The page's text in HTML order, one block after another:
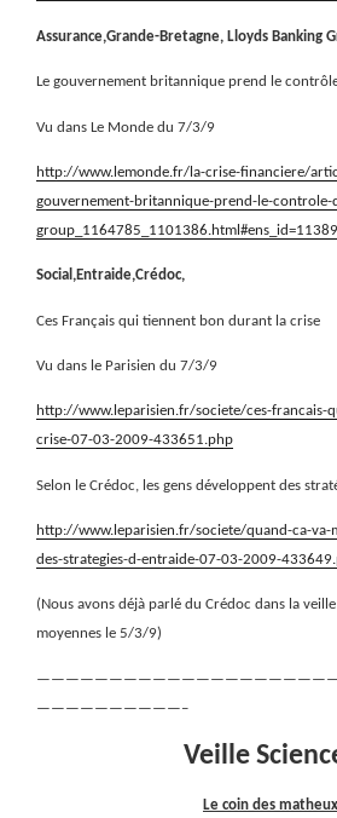
Assurance,Grande-Bretagne, Lloyds Banking
Le gouvernement britannique prend le
Vu dans Le Monde du 7/3/9
http://www.lemonde.fr/la-crise-financiere/
gouvernement-britannique-prend-le-controle-
Social,Entraide,Crédoc,
Ces Français qui tiennent bon durant la crise
Vu dans le Parisien du 7/3/9
http://www.leparisien.fr/societe/ces-francais-
crise-07-03-2009-433651.php
Selon le Crédoc, les gens développent des
http://www.leparisien.fr/societe/quand-ca-va-
des-strategies-d-entraide-07-03-2009-
(Nous avons déjà parlé du Crédoc dans la
moyennes le 5/3/9)
——————————–
Veille
Le coin des matheux